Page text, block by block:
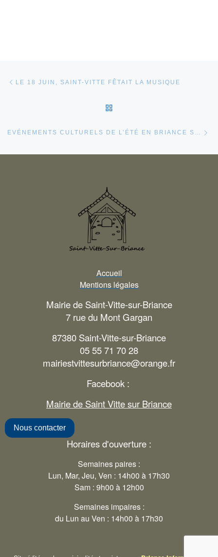
LE 18 JUIN, SAINT-VITTE FÊTAIT LA MUSIQUE
EVÉNEMENTS CULTURELS DE L’ÉTÉ EN BRIANCE SUD HAUTE-VIENNE
Accueil
Mentions légales
Mairie de Saint-Vitte-sur-Briance
7 rue du Mont Gargan
87380 Saint-Vitte-sur-Briance
05 55 71 70 28
mairiestvittesurbriance@orange.fr
Facebook :
Mairie de Saint Vitte sur Briance
Nous contacter
Horaires d'ouverture :
Semaines paires :
Lun, Mar, Jeu, Ven : 14h00 à 17h30
Sam : 9h00 à 12h00
Semaines impaires :
du Lun au Ven : 14h00 à 17h30